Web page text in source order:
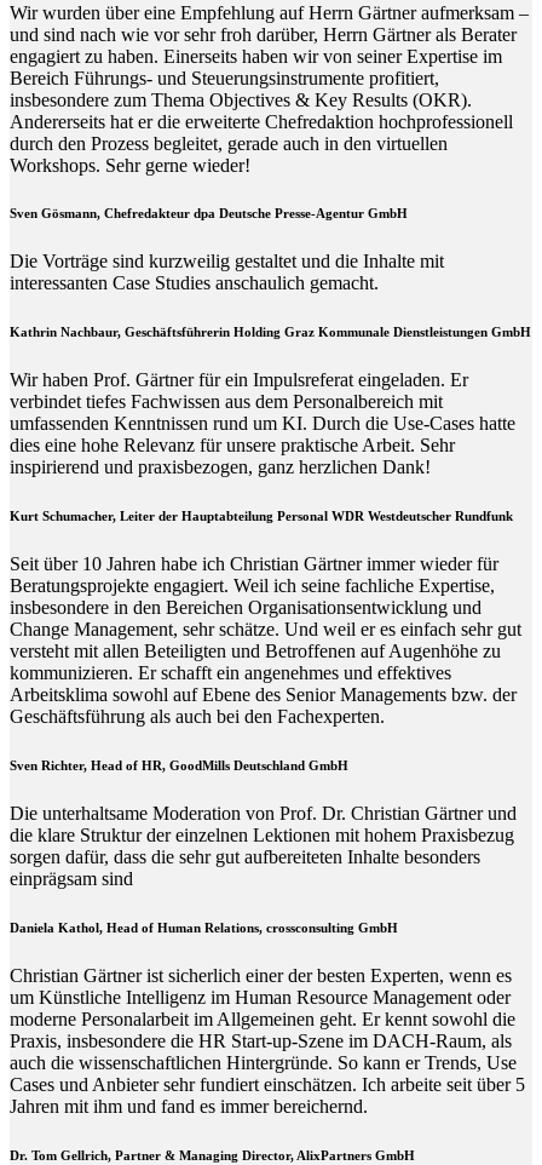
Wir wurden über eine Empfehlung auf Herrn Gärtner aufmerksam –
und sind nach wie vor sehr froh darüber, Herrn Gärtner als Berater
engagiert zu haben. Einerseits haben wir von seiner Expertise im
Bereich Führungs- und Steuerungsinstrumente profitiert,
insbesondere zum Thema Objectives & Key Results (OKR).
Andererseits hat er die erweiterte Chefredaktion hochprofessionell
durch den Prozess begleitet, gerade auch in den virtuellen
Workshops. Sehr gerne wieder!
Sven Gösmann, Chefredakteur dpa Deutsche Presse-Agentur GmbH
Die Vorträge sind kurzweilig gestaltet und die Inhalte mit
interessanten Case Studies anschaulich gemacht.
Kathrin Nachbaur, Geschäftsführerin Holding Graz Kommunale Dienstleistungen GmbH
Wir haben Prof. Gärtner für ein Impulsreferat eingeladen. Er
verbindet tiefes Fachwissen aus dem Personalbereich mit
umfassenden Kenntnissen rund um KI. Durch die Use-Cases hatte
dies eine hohe Relevanz für unsere praktische Arbeit. Sehr
inspirierend und praxisbezogen, ganz herzlichen Dank!
Kurt Schumacher, Leiter der Hauptabteilung Personal WDR Westdeutscher Rundfunk
Seit über 10 Jahren habe ich Christian Gärtner immer wieder für
Beratungsprojekte engagiert. Weil ich seine fachliche Expertise,
insbesondere in den Bereichen Organisationsentwicklung und
Change Management, sehr schätze. Und weil er es einfach sehr gut
versteht mit allen Beteiligten und Betroffenen auf Augenhöhe zu
kommunizieren. Er schafft ein angenehmes und effektives
Arbeitsklima sowohl auf Ebene des Senior Managements bzw. der
Geschäftsführung als auch bei den Fachexperten.
Sven Richter, Head of HR, GoodMills Deutschland GmbH
Die unterhaltsame Moderation von Prof. Dr. Christian Gärtner und
die klare Struktur der einzelnen Lektionen mit hohem Praxisbezug
sorgen dafür, dass die sehr gut aufbereiteten Inhalte besonders
einprägsam sind
Daniela Kathol, Head of Human Relations, crossconsulting GmbH
Christian Gärtner ist sicherlich einer der besten Experten, wenn es
um Künstliche Intelligenz im Human Resource Management oder
moderne Personalarbeit im Allgemeinen geht. Er kennt sowohl die
Praxis, insbesondere die HR Start-up-Szene im DACH-Raum, als
auch die wissenschaftlichen Hintergründe. So kann er Trends, Use
Cases und Anbieter sehr fundiert einschätzen. Ich arbeite seit über 5
Jahren mit ihm und fand es immer bereichernd.
Dr. Tom Gellrich, Partner & Managing Director, AlixPartners GmbH